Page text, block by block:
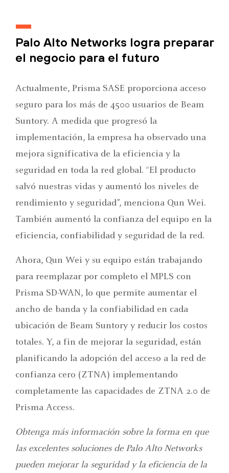
Palo Alto Networks logra preparar
el negocio para el futuro
Actualmente, Prisma SASE proporciona acceso
seguro para los más de 4500 usuarios de Beam
Suntory. A medida que progresó la
implementación, la empresa ha observado una
mejora significativa de la eficiencia y la
seguridad en toda la red global. “El producto
salvó nuestras vidas y aumentó los niveles de
rendimiento y seguridad”, menciona Qun Wei.
También aumentó la confianza del equipo en la
eficiencia, confiabilidad y seguridad de la red.
Ahora, Qun Wei y su equipo están trabajando
para reemplazar por completo el MPLS con
Prisma SD-WAN, lo que permite aumentar el
ancho de banda y la confiabilidad en cada
ubicación de Beam Suntory y reducir los costos
totales. Y, a fin de mejorar la seguridad, están
planificando la adopción del acceso a la red de
confianza cero (ZTNA) implementando
completamente las capacidades de ZTNA 2.0 de
Prisma Access.
Obtenga más información sobre la forma en que
las excelentes soluciones de Palo Alto Networks
pueden mejorar la seguridad y la eficiencia de la